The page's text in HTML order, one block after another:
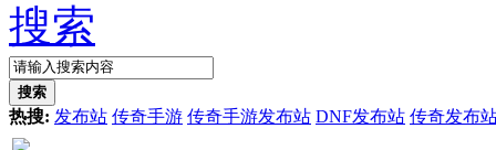
搜索
搜索
热搜: 发布站 传奇手游 传奇手游发布站 DNF发布站 传奇发布